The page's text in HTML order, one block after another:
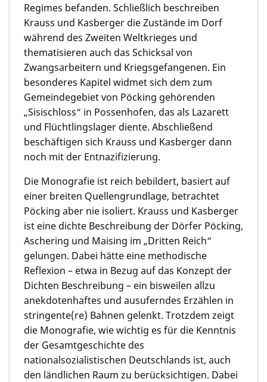
Regimes befanden. Schließlich beschreiben
Krauss und Kasberger die Zustände im Dorf
während des Zweiten Weltkrieges und
thematisieren auch das Schicksal von
Zwangsarbeitern und Kriegsgefangenen. Ein
besonderes Kapitel widmet sich dem zum
Gemeindegebiet von Pöcking gehörenden
„Sisischloss“ in Possenhofen, das als Lazarett
und Flüchtlingslager diente. Abschließend
beschäftigen sich Krauss und Kasberger dann
noch mit der Entnazifizierung.
Die Monografie ist reich bebildert, basiert auf
einer breiten Quellengrundlage, betrachtet
Pöcking aber nie isoliert. Krauss und Kasberger
ist eine dichte Beschreibung der Dörfer Pöcking,
Aschering und Maising im „Dritten Reich“
gelungen. Dabei hätte eine methodische
Reflexion – etwa in Bezug auf das Konzept der
Dichten Beschreibung – ein bisweilen allzu
anekdotenhaftes und ausuferndes Erzählen in
stringente(re) Bahnen gelenkt. Trotzdem zeigt
die Monografie, wie wichtig es für die Kenntnis
der Gesamtgeschichte des
nationalsozialistischen Deutschlands ist, auch
den ländlichen Raum zu berücksichtigen. Dabei